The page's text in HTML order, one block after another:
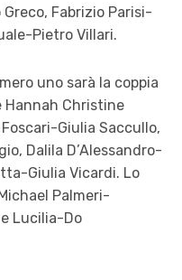
Fabrizio Parisi-
Pietro Villari.
uno sarà la coppia
Hannah Christine
Giulia Saccullo,
Dalila D’Alessandro-
Giulia Vicardi. Lo
Palmeri-
Lucilia-Do